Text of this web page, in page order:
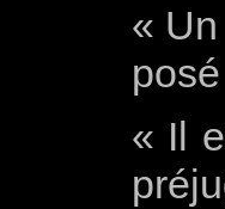
«
« Il